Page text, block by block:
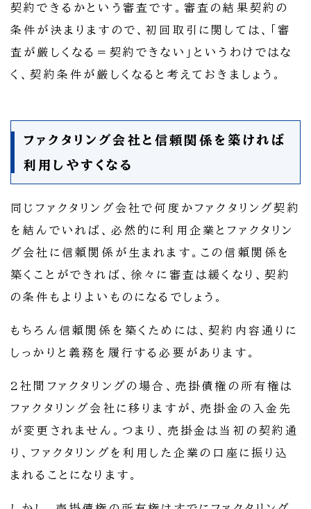
契約できるかという審査です。審査の結果契約の
条件が決まりますので、初回取引に関しては、「審
査が厳しくなる＝契約できない」というわけではな
く、契約条件が厳しくなると考えておきましょう。
ファクタリング会社と信頼関係を築ければ
利用しやすくなる
同じファクタリング会社で何度かファクタリング契約
を結んでいれば、必然的に利用企業とファクタリン
グ会社に信頼関係が生まれます。この信頼関係を
築くことができれば、徐々に審査は緩くなり、契約
の条件もよりよいものになるでしょう。
もちろん信頼関係を築くためには、契約内容通りに
しっかりと義務を履行する必要があります。
2社間ファクタリングの場合、売掛債権の所有権は
ファクタリング会社に移りますが、売掛金の入金先
が変更されません。つまり、売掛金は当初の契約通
り、ファクタリングを利用した企業の口座に振り込
まれることになります。